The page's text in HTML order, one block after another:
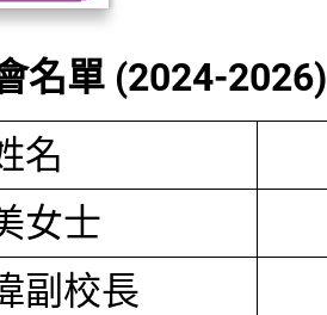
名單 (2024-2026)
名
女士
副校長